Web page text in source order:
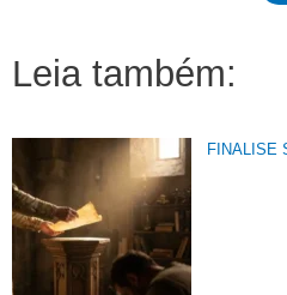
Leia também:
FINALISE